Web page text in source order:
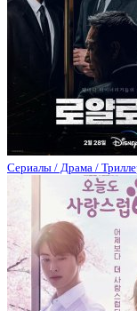
Сериалы / Драма /